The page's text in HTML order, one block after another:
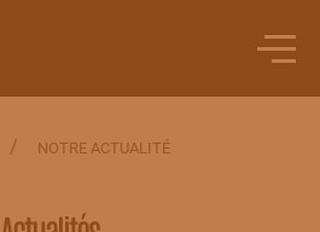
/ NOTRE ACTUALITÉ